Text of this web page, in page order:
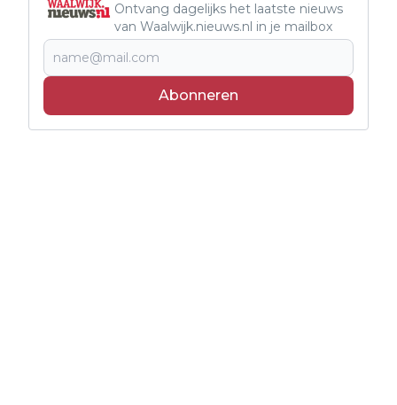
Ontvang dagelijks het laatste nieuws
van Waalwijk.nieuws.nl in je mailbox
Abonneren